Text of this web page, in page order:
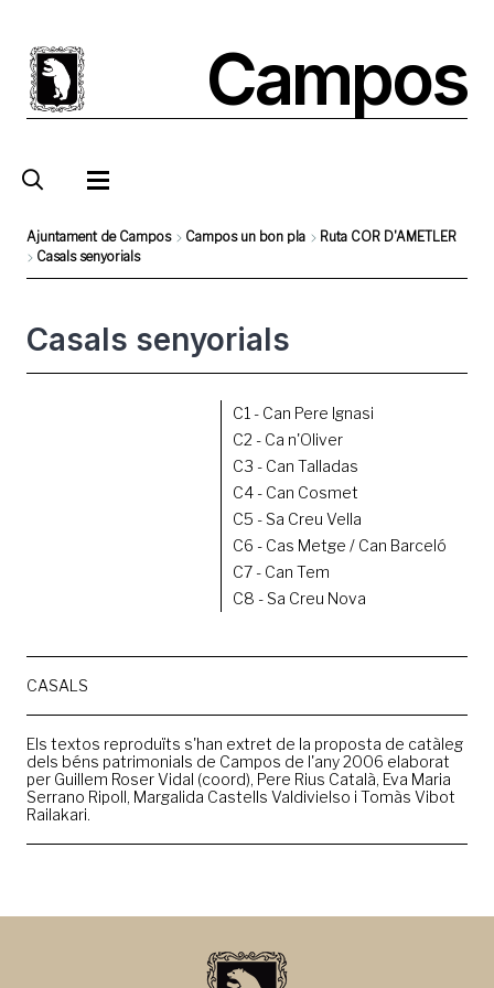
contenido
principal
Campos
Sobrescribir
de
ayuda
Ajuntament de Campos Campos un bon pla
Ruta COR D'AMETLER
Casals senyorials
Casals senyorials
C1 - Can Pere Ignasi
C2 - Ca n'Oliver
C3 - Can Talladas
C4 - Can Cosmet
C5 - Sa Creu Vella
C6 - Cas Metge / Can Barceló
C7 - Can Tem
C8 - Sa Creu Nova
CASALS
Els textos reproduïts s'han extret de la proposta de catàleg
dels béns patrimonials de Campos de l'any 2006 elaborat
per Guillem Roser Vidal (coord), Pere Rius Català, Eva Maria
Serrano Ripoll, Margalida Castells Valdivielso i Tomàs Vibot
Railakari.